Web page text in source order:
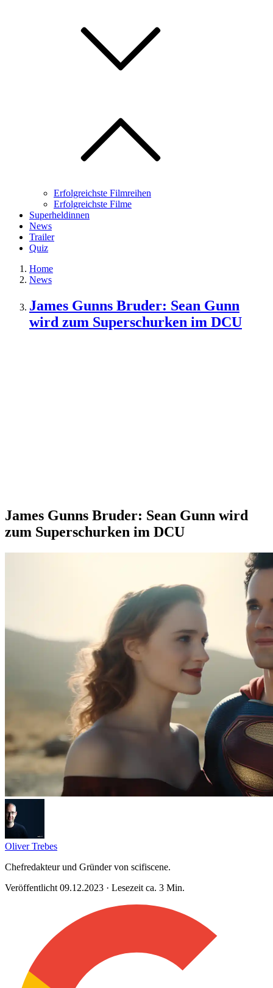
Erfolgreichste Filmreihen
Erfolgreichste Filme
Superheldinnen
News
Trailer
Quiz
Home
News
James Gunns Bruder: Sean Gunn
wird zum Superschurken im DCU
James Gunns Bruder: Sean Gunn wird
zum Superschurken im DCU
Oliver Trebes
Chefredakteur und Gründer von scifiscene.
Veröffentlicht 09.12.2023 · Lesezeit ca. 3 Min.